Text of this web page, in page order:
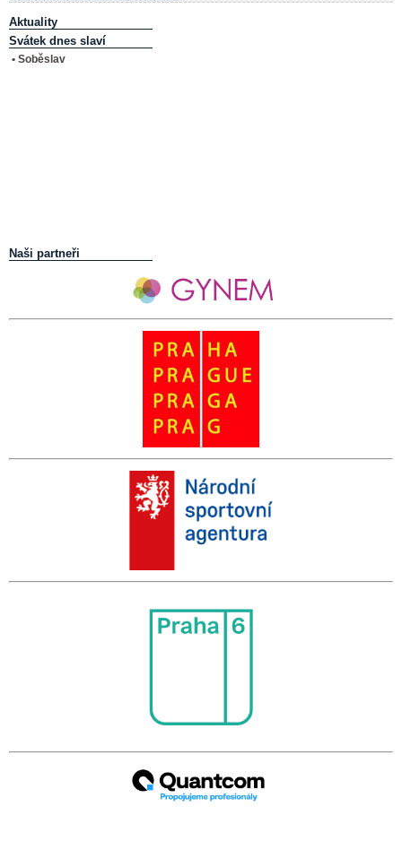
Aktuality
Svátek dnes slaví
• Soběslav
Naši partneři